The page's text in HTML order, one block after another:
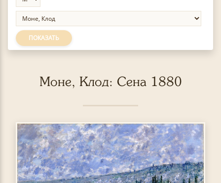
ПОКАЗАТЬ
Моне, Клод: Сена 1880